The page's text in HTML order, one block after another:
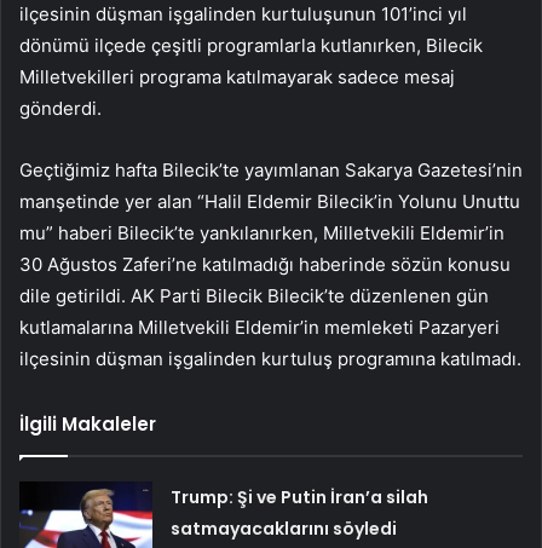
ilçesinin düşman işgalinden kurtuluşunun 101’inci yıl
dönümü ilçede çeşitli programlarla kutlanırken, Bilecik
Milletvekilleri programa katılmayarak sadece mesaj
gönderdi.
Geçtiğimiz hafta Bilecik’te yayımlanan Sakarya Gazetesi’nin
manşetinde yer alan “Halil Eldemir Bilecik’in Yolunu Unuttu
mu” haberi Bilecik’te yankılanırken, Milletvekili Eldemir’in
30 Ağustos Zaferi’ne katılmadığı haberinde sözün konusu
dile getirildi. AK Parti Bilecik Bilecik’te düzenlenen gün
kutlamalarına Milletvekili Eldemir’in memleketi Pazaryeri
ilçesinin düşman işgalinden kurtuluş programına katılmadı.
İlgili Makaleler
Trump: Şi ve Putin İran’a silah
satmayacaklarını söyledi